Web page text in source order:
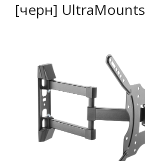
Сотрудничество
Новости
[черн] UltraMounts